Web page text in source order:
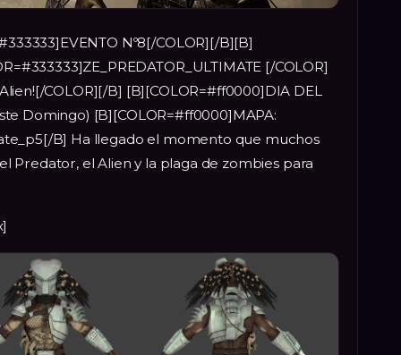
Nº8[/COLOR][/B][B]
[/COLOR]
COLOR][/B] [B][COLOR=#ff0000]DIA DEL
Domingo) [B][COLOR=#ff0000]MAPA:
B] Ha llegado el momento que muchos
Predator, el Alien y la plaga de zombies para